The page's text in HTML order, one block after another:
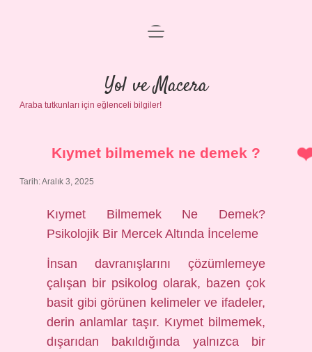
Anasayfa
Gizlilik Politikası
Yasal Uyarı
menüyü
Yol ve Macera
Araba tutkunları için eğlenceli bilgiler!
Kıymet bilmemek ne demek ?
Tarih: Aralık 3, 2025
Kıymet Bilmemek Ne Demek?
Psikolojik Bir Mercek Altında İnceleme
İnsan davranışlarını çözümlemeye
çalışan bir psikolog olarak, bazen çok
basit gibi görünen kelimeler ve ifadeler,
derin anlamlar taşır. Kıymet bilmemek,
dışarıdan bakıldığında yalnızca bir